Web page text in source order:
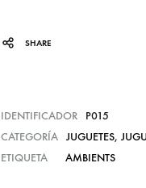
SHARE
IDENTIFICADOR
P015
CATEGORÍA
JUGUETES,
ETIQUETA
AMBIENTS